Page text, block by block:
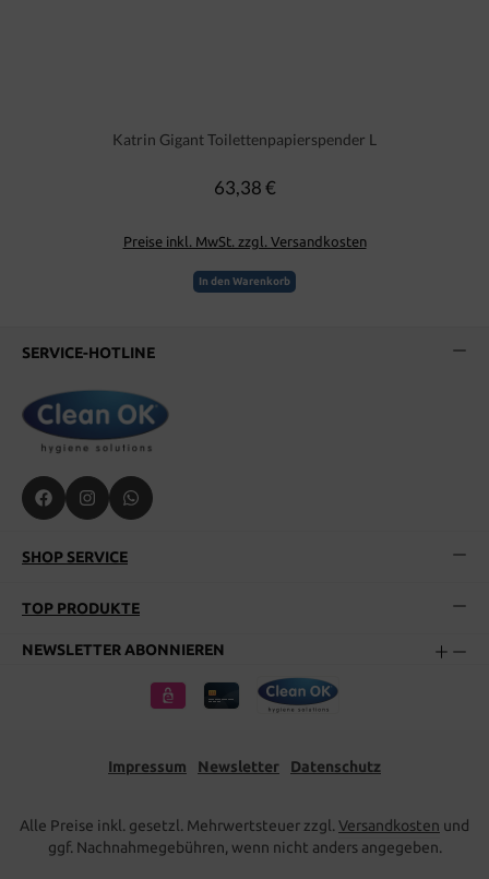
Katrin Gigant Toilettenpapierspender L
Regulärer Preis:
63,38 €
Preise inkl. MwSt. zzgl. Versandkosten
In den Warenkorb
SERVICE-HOTLINE
SHOP SERVICE
TOP PRODUKTE
NEWSLETTER ABONNIEREN
Impressum Newsletter Datenschutz
Alle Preise inkl. gesetzl. Mehrwertsteuer zzgl. Versandkosten und
ggf. Nachnahmegebühren, wenn nicht anders angegeben.